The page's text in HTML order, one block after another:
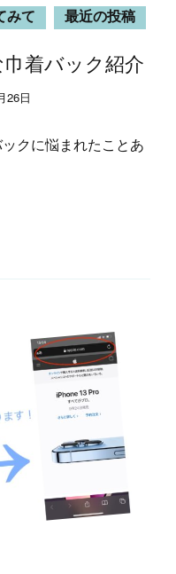
みて 最近の投稿
着バック紹介
26日
クに悩まれたことあ